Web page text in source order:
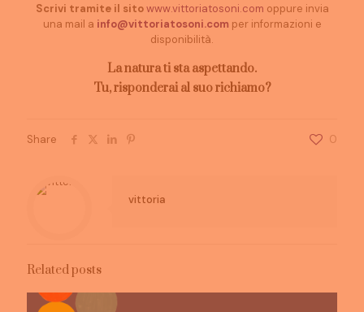
Scrivi tramite il sito www.vittoriatosoni.com oppure invia
una mail a info@vittoriatosoni.com per informazioni e
disponibilità.
La natura ti sta aspettando.
Tu, risponderai al suo richiamo?
Share 0
vittoria
Related posts